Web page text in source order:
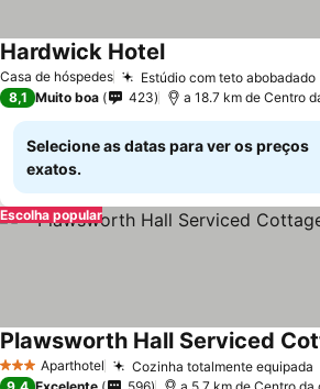
Casa de hóspedes Estúdio com teto abobadado
Hardwick Hotel
8,1 Muito boa 423 a 18.7 km de Centro
Selecione as datas para ver os preços
exatos.
Escolha popular
3 EstrelasAparthotel Cozinha totalmente equipada